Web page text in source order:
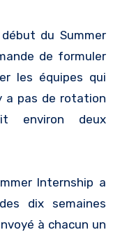
du Summer
de formuler
les équipes qui
a pas de rotation
environ deux
Internship a
dix semaines
à chacun un